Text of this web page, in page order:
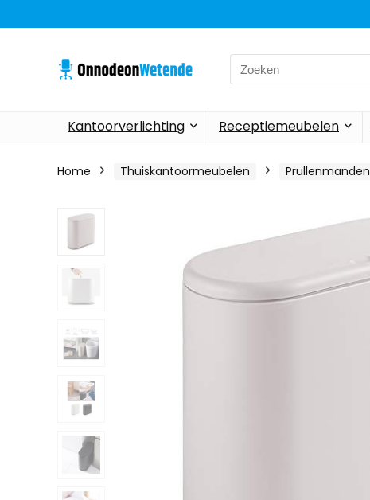
Search
for:
Kantoorverlichting Receptiemeubelen
Home Thuiskantoormeubelen Prullenmanden